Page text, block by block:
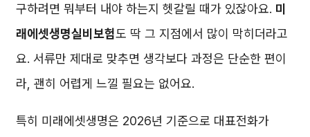
구하려면 뭐부터 내야 하는지 헷갈릴 때가 있잖아요. 미
래에셋생명실비보험도 딱 그 지점에서 많이 막히더라고
요. 서류만 제대로 맞추면 생각보다 과정은 단순한 편이
라, 괜히 어렵게 느낄 필요는 없어요.
특히 미래에셋생명은 2026년 기준으로 대표전화가